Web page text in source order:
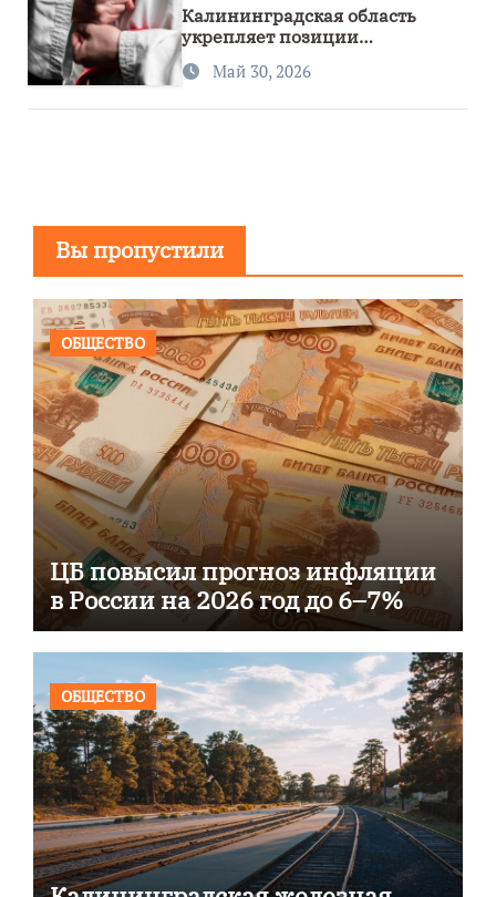
Калининградская область
укрепляет позиции
спортивного региона
Май 30, 2026
Вы пропустили
ОБЩЕСТВО
ЦБ повысил прогноз инфляции
в России на 2026 год до 6–7%
ОБЩЕСТВО